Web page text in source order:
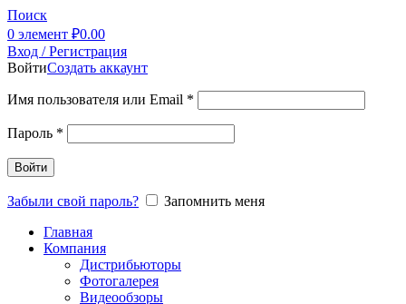
Поиск
0 элемент ₽0.00
Вход / Регистрация
ВойтиСоздать аккаунт
Имя пользователя или Email *
Пароль *
Войти
Забыли свой пароль?
Запомнить меня
Главная
Компания
Дистрибьюторы
Фотогалерея
Видеообзоры